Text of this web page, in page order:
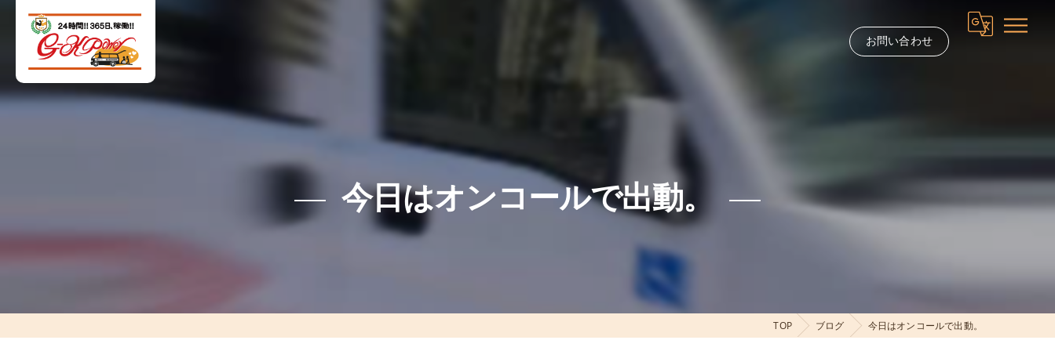
お問い合わせ
今日はオンコールで出動。
TOP ブログ 今日はオンコールで出動。